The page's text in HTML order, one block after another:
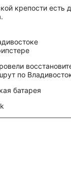
крепости
по